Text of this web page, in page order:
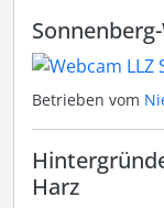
Betrieben vom
Harz